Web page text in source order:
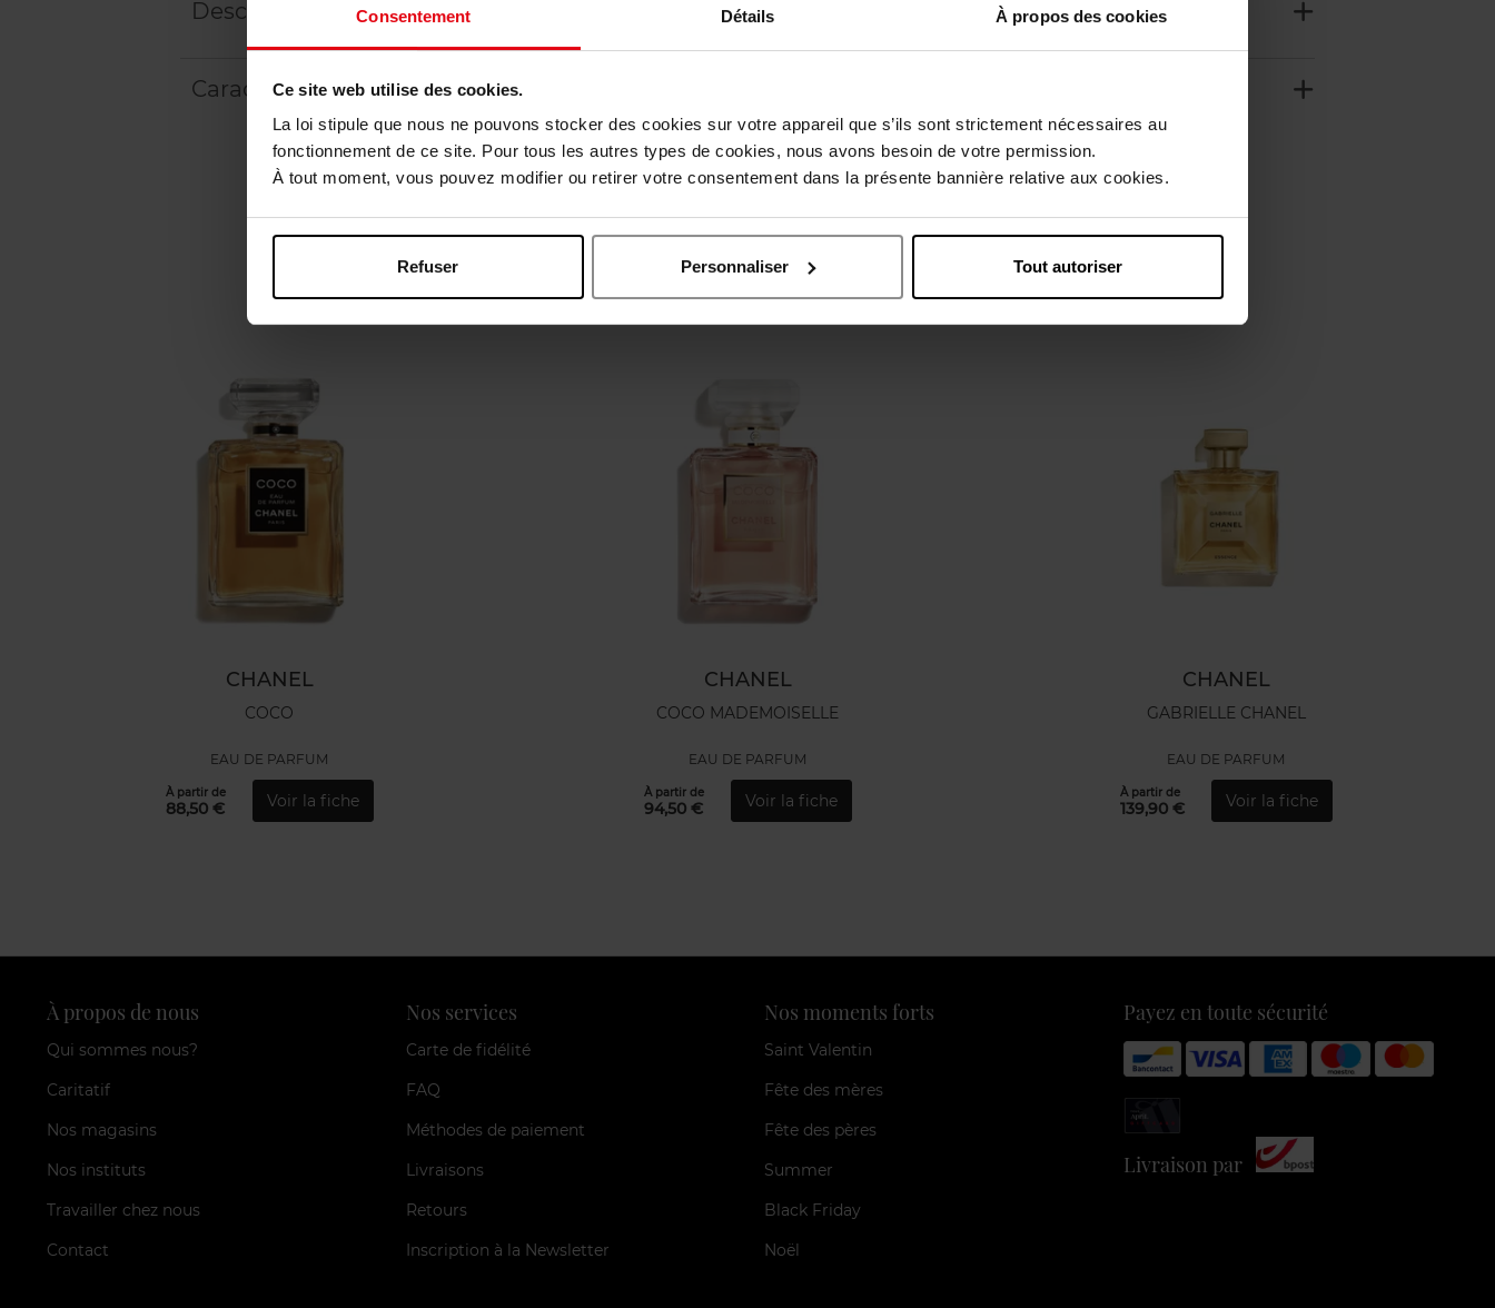
Consentement Détails À propos des cookies
Ce site web utilise des cookies.
La loi stipule que nous ne pouvons stocker des cookies sur votre appareil que s’ils sont strictement nécessaires au
fonctionnement de ce site. Pour tous les autres types de cookies, nous avons besoin de votre permission.
À tout moment, vous pouvez modifier ou retirer votre consentement dans la présente bannière relative aux cookies.
Refuser Personnaliser Tout autoriser
Description
Caractéristiques
Oublié quelque chose ?
CHANEL
COCO
EAU DE PARFUM
À partir de
88,50 € Voir la fiche
CHANEL
COCO MADEMOISELLE
EAU DE PARFUM
À partir de
94,50 € Voir la fiche
CHANEL
GABRIELLE CHANEL
EAU DE PARFUM
À partir de
139,90 € Voir la fiche
À propos de nous
Qui sommes nous?
Caritatif
Nos magasins
Nos instituts
Travailler chez nous
Contact
Nos services
Carte de fidélité
FAQ
Méthodes de paiement
Livraisons
Retours
Inscription à la Newsletter
Nos moments forts
Saint Valentin
Fête des mères
Fête des pères
Summer
Black Friday
Noël
Payez en toute sécurité
Livraison par